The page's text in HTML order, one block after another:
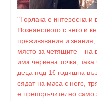
"Торлака е интересна и
Познанството с него и
преживявания и
място за четящите – на
има червена точка,
деца под 16 годишна
сядат на маса с него,
е препоръчително само